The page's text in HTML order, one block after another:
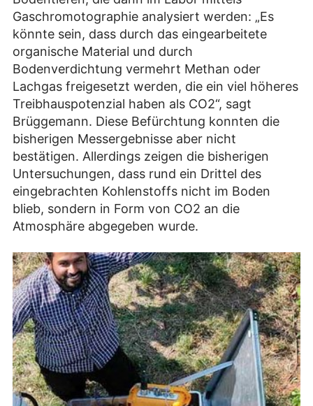
Gaschromotographie analysiert werden: „Es
könnte sein, dass durch das eingearbeitete
organische Material und durch
Bodenverdichtung vermehrt Methan oder
Lachgas freigesetzt werden, die ein viel höheres
Treibhauspotenzial haben als CO2“, sagt
Brüggemann. Diese Befürchtung konnten die
bisherigen Messergebnisse aber nicht
bestätigen. Allerdings zeigen die bisherigen
Untersuchungen, dass rund ein Drittel des
eingebrachten Kohlenstoffs nicht im Boden
blieb, sondern in Form von CO2 an die
Atmosphäre abgegeben wurde.